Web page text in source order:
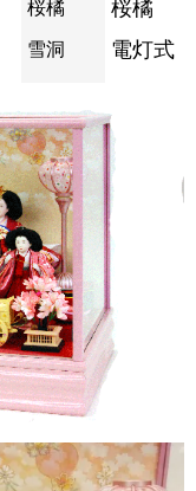
桜橘 桜橘
雪洞 電灯式